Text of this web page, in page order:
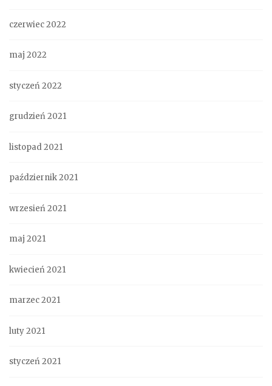
czerwiec 2022
maj 2022
styczeń 2022
grudzień 2021
listopad 2021
październik 2021
wrzesień 2021
maj 2021
kwiecień 2021
marzec 2021
luty 2021
styczeń 2021